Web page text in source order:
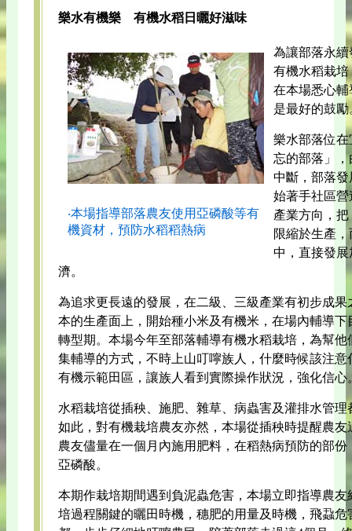
樂水有機樂 有機水稻日曬好滋味
‧本場指導部落農友使用亞磷酸等有
機資材，預防水稻稻熱病
為讓部落永
有機水稻栽
在本場悉心
是最好的鼓勵
樂水部落位
忘的部落」
中斷，部落發
始著手社區
產業方向，
限縮於生產
中，直接發
濟。
為追求更長遠的發展，在二級、三級產業有初步成
本的生產面上，開始種小米及有機米，在場內輔導
轉型期。本場今年至部落輔導有機水稻栽培，為幫
集輔導的方式，不時上山叮嚀族人，什麼時候該注
有機示範田區，讓族人看到實際操作狀況，強化信心
水稻栽培從插秧、施肥、雜草、病蟲害及灌排水管
如此，對有機栽培農友亦然，本場從插秧時提醒農
農友儘量在一個月內施用肥料，在稻熱病預防的部
亞磷酸。
本期作栽培期間遇到負泥蟲危害，本場立即指導農
培過程關鍵的曬田時機，穗肥的用量及時機，飛蝨